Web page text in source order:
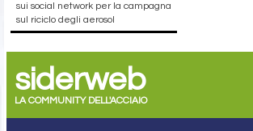
sui social network per la campagna
sul riciclo degli aerosol
siderweb
LA COMMUNITY DELL'ACCIAIO